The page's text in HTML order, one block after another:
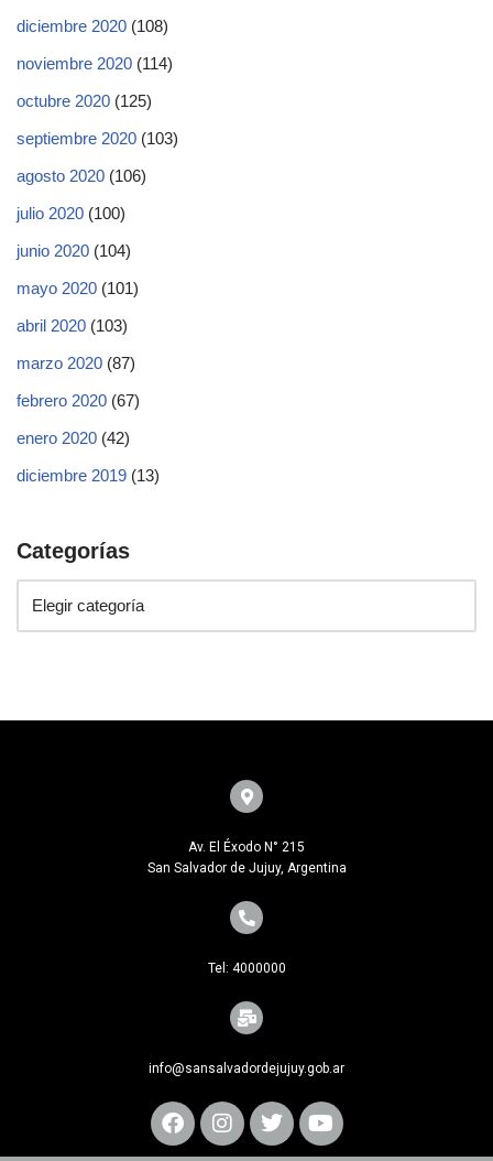
diciembre 2020 (108)
noviembre 2020 (114)
octubre 2020 (125)
septiembre 2020 (103)
agosto 2020 (106)
julio 2020 (100)
junio 2020 (104)
mayo 2020 (101)
abril 2020 (103)
marzo 2020 (87)
febrero 2020 (67)
enero 2020 (42)
diciembre 2019 (13)
Categorías
Av. El Éxodo N° 215
San Salvador de Jujuy, Argentina
Tel: 4000000
info@sansalvadordejujuy.gob.ar